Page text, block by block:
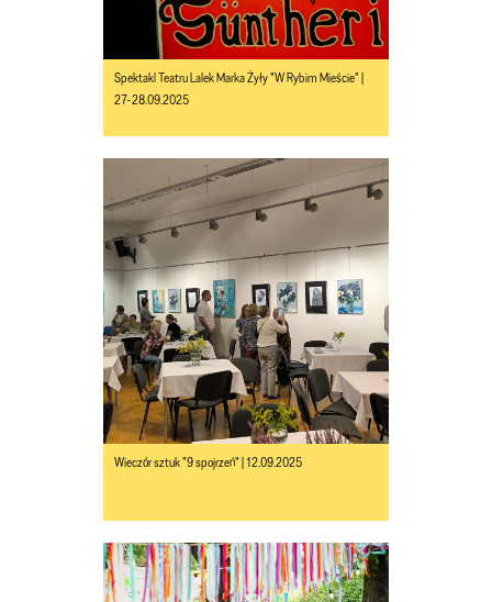
Spektakl Teatru Lalek Marka Żyły "W Rybim Mieście" |
27-28.09.2025
Wieczór sztuk "9 spojrzeń" | 12.09.2025